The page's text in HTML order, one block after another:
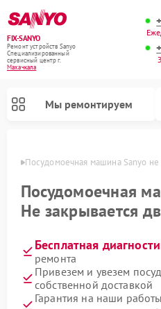
FIX-SANYO
Ремонт устройств Sanyo
Специализированный
cервисный центр г.
Махачкала
Мы ремонтируем
Посудомоечная машина Sanyo не
Посудомоечная
Не закрывается
Бесплатная
ремонта
Привезем и увезем
собственной доставкой
Гарантия на наши